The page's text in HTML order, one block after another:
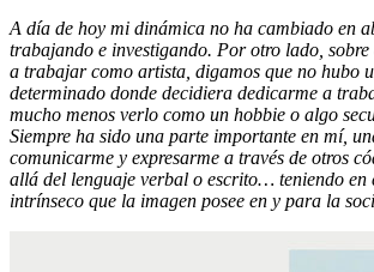
A día de hoy mi dinámica no ha cambiado en
trabajando e investigando. Por otro lado, sobre
a trabajar como artista, digamos que no hubo
determinado donde decidiera dedicarme a
mucho menos verlo como un hobbie o algo
Siempre ha sido una parte importante en mí,
comunicarme y expresarme a través de otros
allá del lenguaje verbal o escrito… teniendo en
intrínseco que la imagen posee en y para la